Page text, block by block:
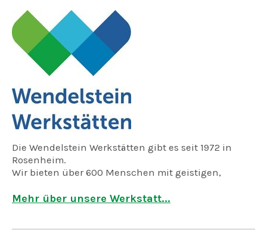
Die Wendelstein Werkstätten gibt es seit 1972 in
Rosenheim.
Wir bieten über 600 Menschen mit geistigen,
Arbeitsplätze und ein soziales Umfeld in den
Mehr über unsere Werkstatt...